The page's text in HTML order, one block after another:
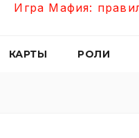
Игра Мафия:
КАРТЫ РОЛИ